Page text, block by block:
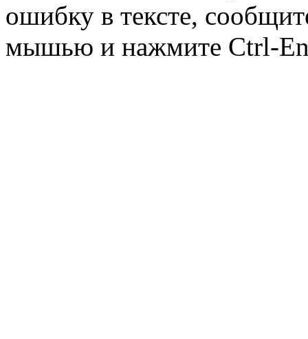
ошибку в тексте,
мышью и нажмите Ctrl-